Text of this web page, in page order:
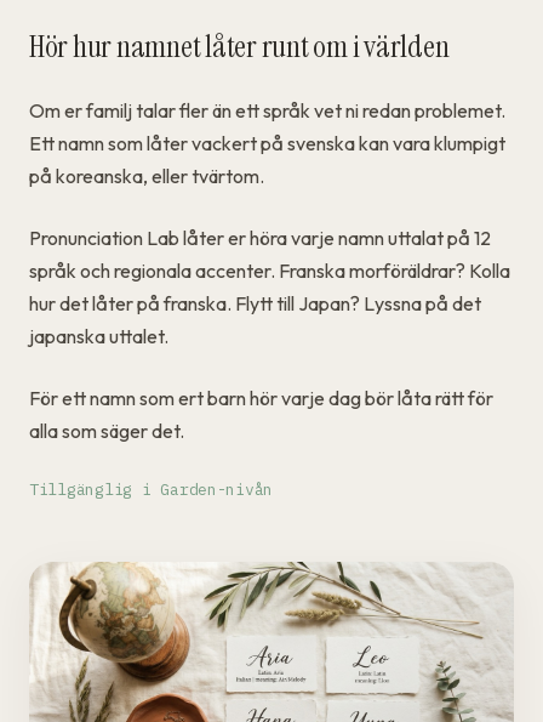
Hör hur namnet låter runt om i världen
Om er familj talar fler än ett språk vet ni redan problemet.
Ett namn som låter vackert på svenska kan vara klumpigt
på koreanska, eller tvärtom.
Pronunciation Lab låter er höra varje namn uttalat på 12
språk och regionala accenter. Franska morföräldrar? Kolla
hur det låter på franska. Flytt till Japan? Lyssna på det
japanska uttalet.
För ett namn som ert barn hör varje dag bör låta rätt för
alla som säger det.
Tillgänglig i Garden-nivån